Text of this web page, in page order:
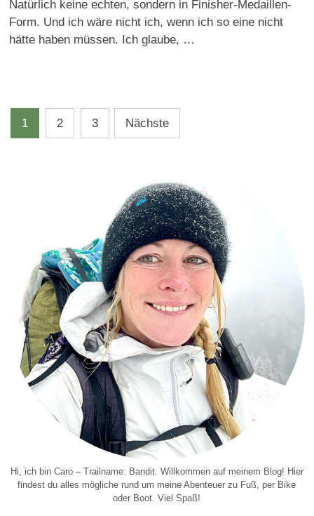
Natürlich keine echten, sondern in Finisher-Medaillen-
Form. Und ich wäre nicht ich, wenn ich so eine nicht
hätte haben müssen. Ich glaube, …
Beitragsnavigation
1 2 3 Nächste
Hi, ich bin Caro – Trailname: Bandit. Willkommen auf meinem Blog! Hier
findest du alles mögliche rund um meine Abenteuer zu Fuß, per Bike
oder Boot. Viel Spaß!